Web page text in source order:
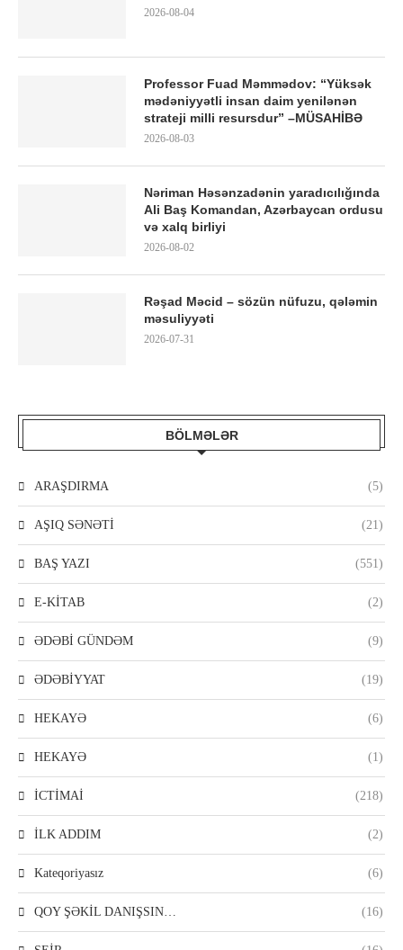
2026-08-04
Professor Fuad Məmmədov: “Yüksək
mədəniyyətli insan daim yenilənən
strateji milli resursdur” –MÜSAHİBƏ
2026-08-03
Nəriman Həsənzadənin yaradıcılığında
Ali Baş Komandan, Azərbaycan ordusu
və xalq birliyi
2026-08-02
Rəşad Məcid – sözün nüfuzu, qələmin
məsuliyyəti
2026-07-31
BÖLMƏLƏR
ARAŞDIRMA (5)
AŞIQ SƏNƏTİ (21)
BAŞ YAZI (551)
E-KİTAB (2)
ƏDƏBİ GÜNDƏM (9)
ƏDƏBİYYAT (19)
HEKAYƏ (6)
HEKAYƏ (1)
İCTİMAİ (218)
İLK ADDIM (2)
Kateqoriyasız (6)
QOY ŞƏKİL DANIŞSIN… (16)